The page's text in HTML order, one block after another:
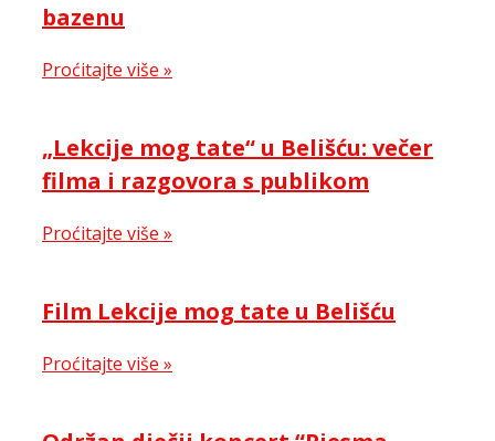
bazenu
Proćitajte više »
„Lekcije mog tate“ u Belišću: večer
filma i razgovora s publikom
Proćitajte više »
Film Lekcije mog tate u Belišću
Proćitajte više »